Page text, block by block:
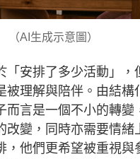
（AI生成示意圖）
「安排了多少活動」，
被理解與陪伴。由結構
而言是一個不小的轉變
改變，同時亦需要情緒
，他們更希望被重視與